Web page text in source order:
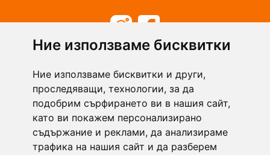
Ние използваме бисквитки
Ние използваме бисквитки и други,
проследяващи, технологии, за да
подобрим сърфирането ви в нашия сайт,
като ви покажем персонализирано
съдържание и реклами, да анализираме
трафика на нашия сайт и да разберем
+359 894 49 0144
support@zasiti.bg